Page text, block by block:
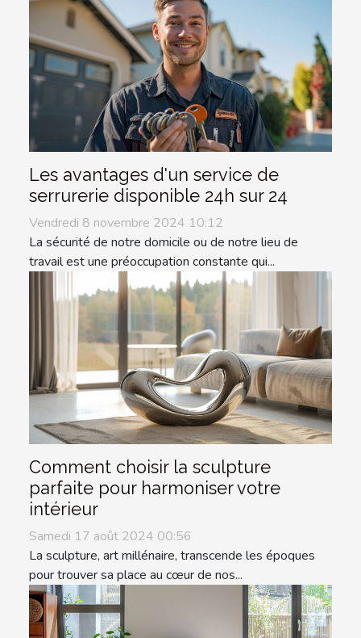
Les avantages d'un service de
serrurerie disponible 24h sur 24
Vendredi 8 novembre 2024 10:12
La sécurité de notre domicile ou de notre lieu de
travail est une préoccupation constante qui...
Comment choisir la sculpture
parfaite pour harmoniser votre
intérieur
Samedi 17 août 2024 00:56
La sculpture, art millénaire, transcende les époques
pour trouver sa place au cœur de nos...